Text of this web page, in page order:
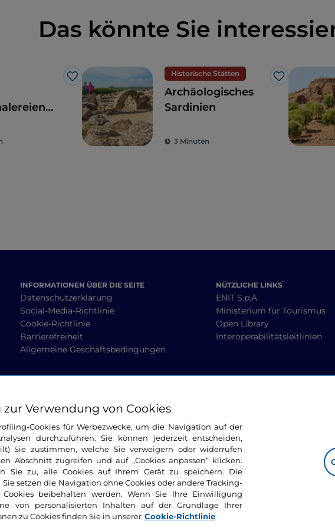
Das könnte Sie
Like
Historische Stätten
Like
Archäologisches
Sardinien
3 Minuten
INFORMATIONEN ÜBER DIE SEITE
Datenschutzerklärung
Social-Media-Richtlinie
Cookie-Richtlinie
Barrierefreiheit
Allgemeine Geschäftsbedingungen
NÜTZLICHE LINKS
ENIT S.p.A.
Ministerium für Tourismus
Open Library
Interoperabilitätsleitlinien
Verwendung von Cookies
Cookies für Werbezwecke, um die Navigation auf der
durchzuführen. Sie können jederzeit entscheiden,
Sie zustimmen, welche Sie verweigern oder widerrufen
Abschnitt zugreifen und auf „Cookies anpassen“ klicken.
Sie zu, alle Cookies auf Ihrem Gerät zu speichern. Die
setzen die Navigation ohne Cookies oder andere Tracking-
beibehalten werden. Wenn Sie Ihre Einwilligung
von personalisierten Inhalten auf der Grundlage Ihrer
zu Cookies finden Sie in unserer Cookie-Richtlinie